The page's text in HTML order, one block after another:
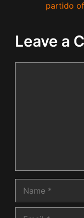
partido
Leave a